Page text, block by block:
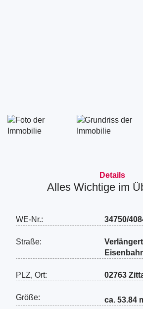
Details
Alles Wichtige im
WE-Nr.: 34750/
Straße:
PLZ, Ort: 02763
Größe: ca. 53.84